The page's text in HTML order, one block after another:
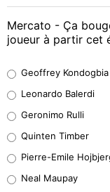
Mercato - Ça
joueur à partir cet
38%
32%
5%
Geoffrey Kondogbia
Leonardo Balerdi
Geronimo Rulli
Quinten Timber
Pierre-Emile
Neal Maupay